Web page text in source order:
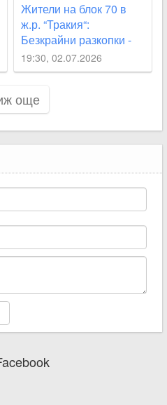
Жители на блок 70 в
ж.р. “Тракия“:
Безкрайни разкопки -
хоризонт няма
19:30, 02.07.2026
още